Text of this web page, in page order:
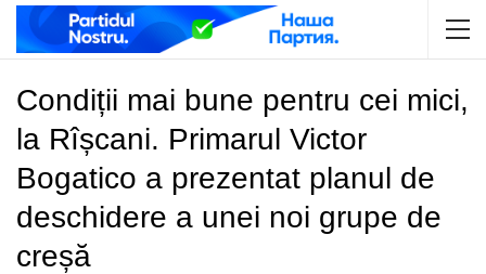
Condiții mai bune pentru cei mici,
la Rîșcani. Primarul Victor
Bogatico a prezentat planul de
deschidere a unei noi grupe de
creșă